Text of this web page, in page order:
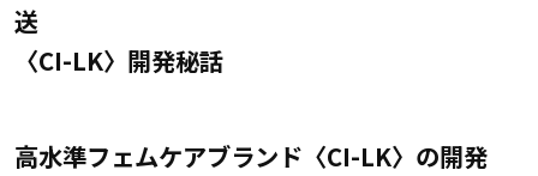
送
〈CI-LK〉開発秘話
高水準フェムケアブランド〈CI-LK〉の開発